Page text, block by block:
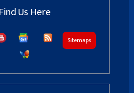
Find Us Here
Sitemaps